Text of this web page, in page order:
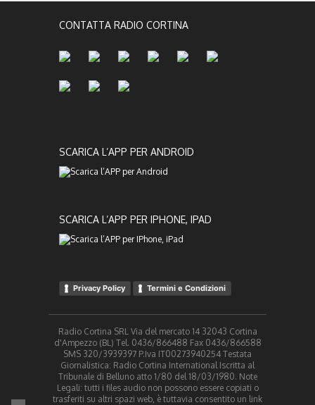
CONTATTA RADIO CORTINA
SCARICA L’APP PER ANDROID
SCARICA L’APP PER IPHONE, IPAD
Privacy Policy Termini e Condizioni
Radio Cortina SRL Via del mercato 14 32043 Cortina
d'Ampezzo (BL) Tel. 0436/866488 Fax 0436/866588
SMS 320/3939397 P.Iva IT00273940254 Testata
Giornalistica: Radio Cortina International Iscritta al
Tribunale di Belluno atto 1/80 del 18/03/1980. Note
Legali: tutti i files audio non possono essere copiati o
trasferiti su altri spazi web, è tuttavia consentito un link